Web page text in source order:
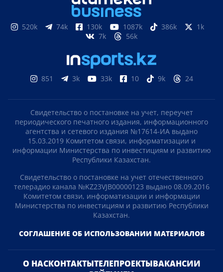
520k 74k 130k 1087k 386k
1k
7k
56k
851 3k 33k 10 9k 24
Свидетельство о постановке на учет, переучет
периодического печатного издания, информационного
агентства и сетевого издания №17614-ИА выдано
15.03.2019 Комитетом связи, информатизации и
информации Министерства по инвестициям и развитию
Республики Казахстан.
Свидетельство о постановке на учет отечественного
телерадио канала №KZ23VJB00000123 выдано 08.09.2016
Комитетом связи, информатизации и информации
Министерства по инвестициям и развитию Республики
Казахстан.
СОГЛАШЕНИЕ ОБ ИСПОЛЬЗОВАНИИ МАТЕРИАЛОВ
О НАСКОНТАКТЫТЕЛЕПРОЕКТЫВАКАНСИИ